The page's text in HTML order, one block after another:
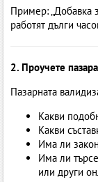
Пример: „Добавка
работят дълги
2. Проучете
Пазарната
Какви
Какви
Има ли
Има ли
или други